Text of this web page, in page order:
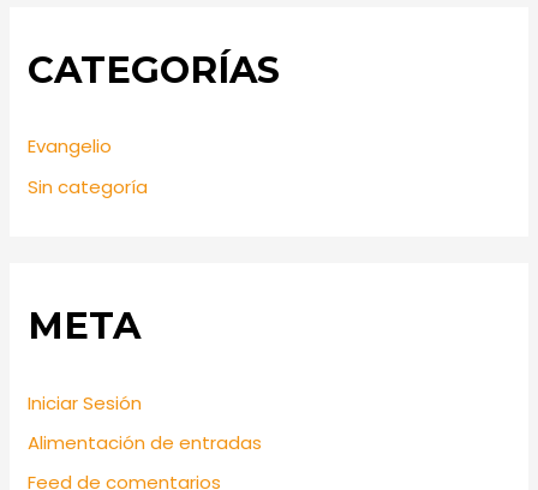
CATEGORÍAS
Evangelio
Sin categoría
META
Iniciar Sesión
Alimentación de entradas
Feed de comentarios